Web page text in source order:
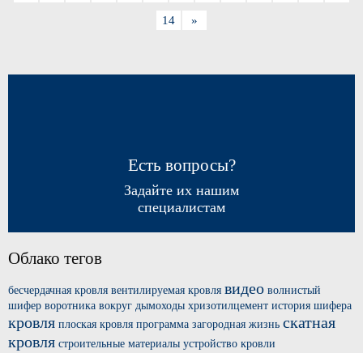
14 »
Есть вопросы?
Задайте их нашим
специалистам
Облако тегов
бесчердачная кровля вентилируемая кровля видео волнистый
шифер воротника вокруг дымоходы хризотилцемент история шифера
кровля плоская кровля программа загородная жизнь скатная
кровля строительные материалы устройство кровли